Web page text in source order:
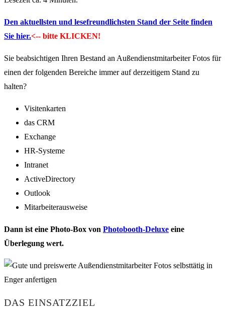
Den aktuellsten und lesefreundlichsten Stand der Seite finden
Sie hier.<-- bitte KLICKEN!
Sie beabsichtigen Ihren Bestand an Außendienstmitarbeiter Fotos für
einen der folgenden Bereiche immer auf derzeitigem Stand zu
halten?
Visitenkarten
das CRM
Exchange
HR-Systeme
Intranet
ActiveDirectory
Outlook
Mitarbeiterausweise
Dann ist eine Photo-Box von Photobooth-Deluxe eine
Überlegung wert.
DAS EINSATZZIEL